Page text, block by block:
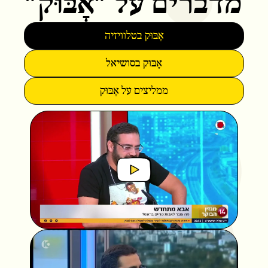
אָבּוּק בטלוויזיה
אָבּוּק בסושיאל
ממליצים על אָבּוּק
P
l
a
P